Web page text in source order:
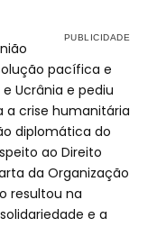
pacífica e
Ucrânia e pediu
a crise humanitária
diplomática do
ao Direito
da Organização
resultou na
e a